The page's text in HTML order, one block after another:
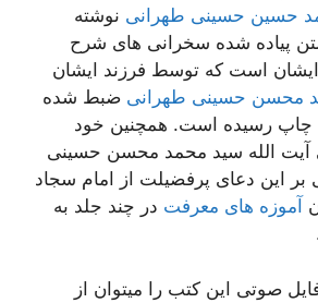
حسین حسینی طهرانی نوشته
پیاده شده سخرانی های شرح
ایشان است که توسط فرزند ایشان
محسن حسینی طهرانی ضبط شده
2 جلد به چاپ رسیده است. همچنین خود
آیت الله سید محمد محسن حسینی
این دعای پرفضیلت از امام سجاد
آموزه های معرفت در چند جلد به
صوتی این کتب را میتوان از